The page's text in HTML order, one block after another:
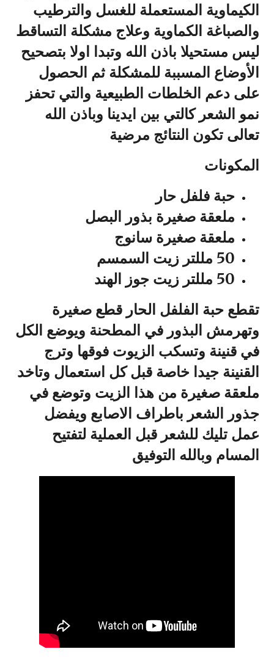
الكيماوية المستعملة للغسل والترطيب
والصباغة الكماوية وعلاج مشكلة التساقط
ليس مستحيلا باذن الله وتبدا اولا بتصحيح
الأوضاع المسببة للمشكلة ثم الحصول
على دعم الخلطات الطبيعية والتي تحفز
نمو الشعر كالتي بين ايدينا وباذن الله
تعالى تكون النتائج مرضية
المكونات
حبة فلفل حار
ملعقة صغيرة بذور البصل
ملعقة صغيرة سانوج
50 مللتر زيت السمسم
50 مللتر زيت جوز الهند
تقطع حبة الفلفل الحار قطع صغيرة
وتهرمش البذور في المطحنة ويوضع الكل
في قنينة وتسكب الزيوت فوقها وترج
القنينة جيدا خاصة قبل كل استعمال وتاخد
ملعقة صغيرة من هذا الزيت وتوضع في
جذور الشعر باطراف الاصابع ويفضل
عمل تليك للشعر قبل العملية لتفتيح
المسام وبالله التوفيق